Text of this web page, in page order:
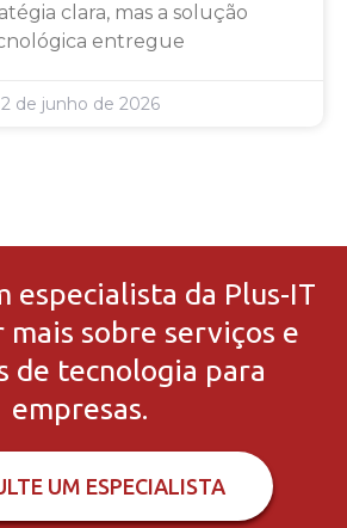
clara, mas a solução
entregue
2 de junho de 2026
especialista da Plus-IT
mais sobre serviços e
de tecnologia para
empresas.
UM ESPECIALISTA